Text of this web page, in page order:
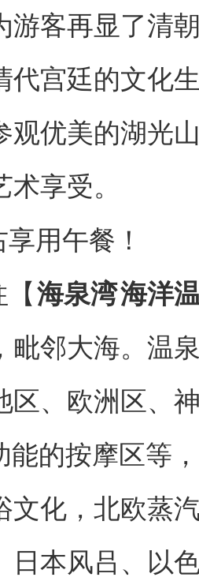
游客再显了清
代宫廷的文化
观优美的湖光
享受。
用午餐！
【海泉湾海洋
毗邻大海。温
区、欧洲区、
能的按摩区等
文化，北欧蒸
日本风吕、以